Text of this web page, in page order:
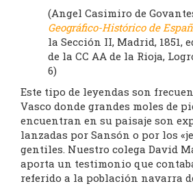
(Angel Casimiro de
Geográfico-Histórico de
la Sección II, Madrid, 1851,
de la CC AA de la Rioja,
6)
Este tipo de leyendas son
Vasco donde grandes moles de
encuentran en su paisaje son
lanzadas por Sansón o por los
gentiles. Nuestro colega David
aporta un testimonio que
referido a la población navarra